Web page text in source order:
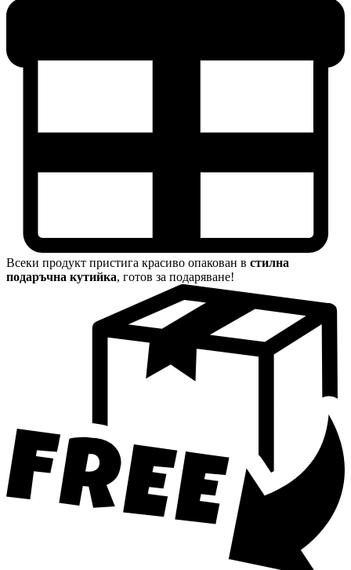
Всеки продукт пристига красиво опакован в стилна
подаръчна кутийка, готов за подаряване!